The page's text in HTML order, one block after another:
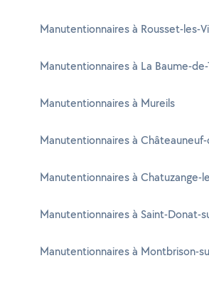
Manutentionnaires à Rousset-les-
Manutentionnaires à La Baume-
Manutentionnaires à Mureils
Manutentionnaires à Châteauneuf-
Manutentionnaires à Chatuzange-
Manutentionnaires à Saint-Donat-
Manutentionnaires à Montbrison-